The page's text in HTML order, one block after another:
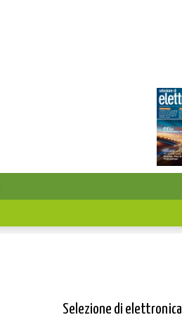
Selezione di elettronica